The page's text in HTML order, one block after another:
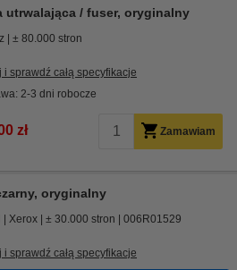
utrwalająca / fuser, oryginalny
± 80.000 stron
i sprawdź całą specyfikacje
2-3 dni robocze
zł Zamawiam
oryginalny
Xerox ± 30.000 stron 006R01529
i sprawdź całą specyfikacje